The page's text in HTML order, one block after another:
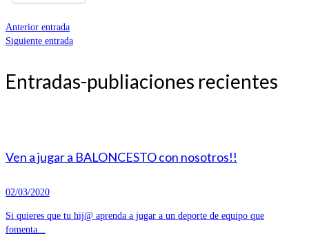
Anterior entrada
Siguiente entrada
Entradas-publiaciones recientes
Ven a jugar a BALONCESTO con nosotros!!
02/03/2020
Si quieres que tu hij@ aprenda a jugar a un deporte de equipo que
fomenta...